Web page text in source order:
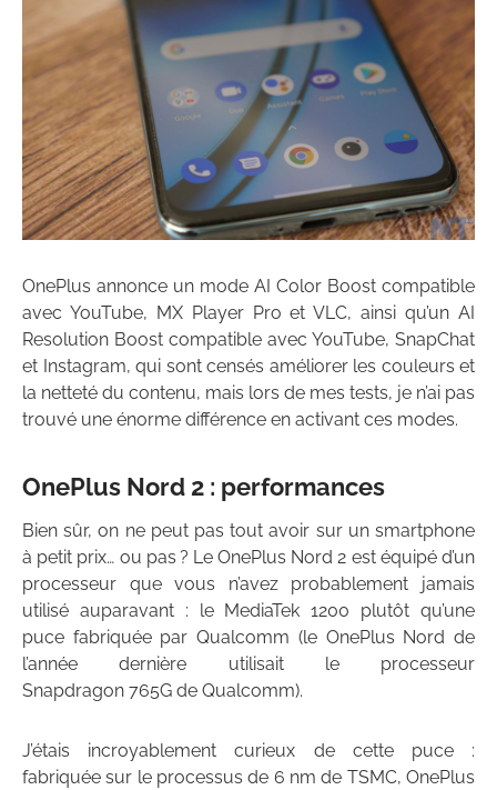
OnePlus annonce un mode AI Color Boost compatible
avec YouTube, MX Player Pro et VLC, ainsi qu’un AI
Resolution Boost compatible avec YouTube, SnapChat
et Instagram, qui sont censés améliorer les couleurs et
la netteté du contenu, mais lors de mes tests, je n’ai pas
trouvé une énorme différence en activant ces modes.
OnePlus Nord 2 : performances
Bien sûr, on ne peut pas tout avoir sur un smartphone
à petit prix… ou pas ? Le OnePlus Nord 2 est équipé d’un
processeur que vous n’avez probablement jamais
utilisé auparavant : le MediaTek 1200 plutôt qu’une
puce fabriquée par Qualcomm (le OnePlus Nord de
l’année dernière utilisait le processeur
Snapdragon 765G de Qualcomm).
J’étais incroyablement curieux de cette puce :
fabriquée sur le processus de 6 nm de TSMC, OnePlus